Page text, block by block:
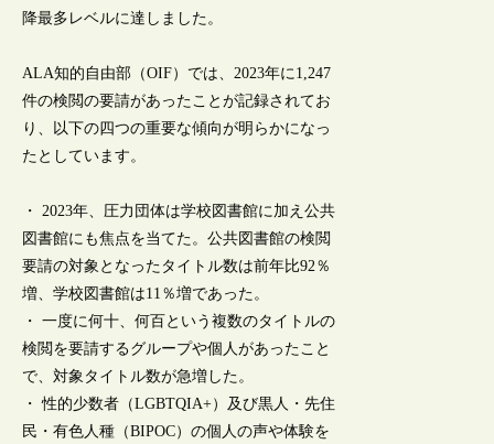
降最多レベルに達しました。
ALA知的自由部（OIF）では、2023年に1,247
件の検閲の要請があったことが記録されてお
り、以下の四つの重要な傾向が明らかになっ
たとしています。
・ 2023年、圧力団体は学校図書館に加え公共
図書館にも焦点を当てた。公共図書館の検閲
要請の対象となったタイトル数は前年比92％
増、学校図書館は11％増であった。
・ 一度に何十、何百という複数のタイトルの
検閲を要請するグループや個人があったこと
で、対象タイトル数が急増した。
・ 性的少数者（LGBTQIA+）及び黒人・先住
民・有色人種（BIPOC）の個人の声や体験を